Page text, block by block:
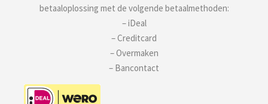
betaaloplossing met de volgende betaalmethoden:
– iDeal
– Creditcard
– Overmaken
– Bancontact